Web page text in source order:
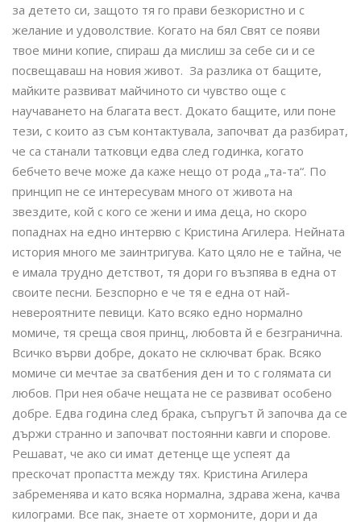
за детето си, защото тя го прави безкористно и с
желание и удоволствие. Когато на бял Свят се появи
твое мини копие, спираш да мислиш за себе си и се
посвещаваш на новия живот. За разлика от бащите,
майките развиват майчиното си чувство още с
научаването на благата вест. Докато бащите, или поне
тези, с които аз съм контактувала, започват да разбират,
че са станали татковци едва след годинка, когато
бебчето вече може да каже нещо от рода „та-та“. По
принцип не се интересувам много от живота на
звездите, кой с кого се жени и има деца, но скоро
попаднах на едно интервю с Кристина Агилера. Нейната
история много ме заинтригува. Като цяло не е тайна, че
е имала трудно детствот, тя дори го възпява в една от
своите песни. Безспорно е че тя е една от най-
невероятните певици. Като всяко едно нормално
момиче, тя среща своя принц, любовта й е безгранична.
Всичко върви добре, докато не сключват брак. Всяко
момиче си мечтае за сватбения ден и то с голямата си
любов. При нея обаче нещата не се развиват особено
добре. Едва година след брака, съпругът й започва да се
държи странно и започват постоянни кавги и спорове.
Решават, че ако си имат детенце ще успеят да
прескочат пропастта между тях. Кристина Агилера
забременява и като всяка нормална, здрава жена, качва
килограми. Все пак, знаете от хормоните, дори и да